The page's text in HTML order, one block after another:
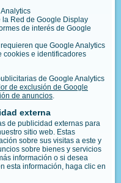
la Red de Google Display
de interés de Google
que Google Analytics
cookies e identificadores
de Google Analytics
de exclusión de Google
de anuncios.
externa
de publicidad externas para
sitio web. Estas
sobre sus visitas a este y
sobre bienes y servicios
información o si desea
esta información, haga clic en